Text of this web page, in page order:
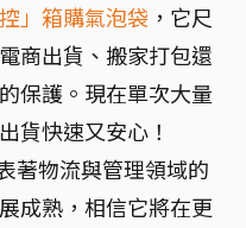
控」箱購氣泡袋 ，它尺
商出貨、搬家打包還
保護。現在單次大量
貨快速又安心！
著物流與管理領域的
成熟，相信它將在更